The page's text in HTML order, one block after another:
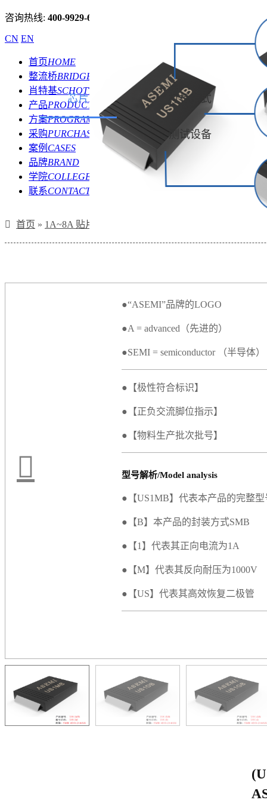
咨询热线: 400-9929-667
CN EN
首页HOME
整流桥BRIDGE
肖特基SCHOTTKY
产品PRODUCT
方案PROGRAM
采购PURCHASE
案例 CASES
品牌BRAND
学院COLLEGE
联系CONTACT
首页 » 1A~8A 贴片快恢复二极管
●“ASEMI”品牌的LOGO
●A = advanced（先进的）
●SEMI = semiconductor （半导体）
●【极性符合标识】
●【正负交流脚位指示】
●【物料生产批次批号】
型号解析/Model analysis
●【US1MB】代表本产品的完整型
●【B】本产品的封装方式SMB
●【1】代表其正向电流为1A
●【M】代表其反向耐压为1000V
●【US】代表其高效恢复二极管
芯片 打标方式
测试设备